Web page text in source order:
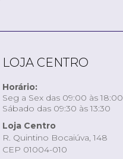
LOJA CENTRO
Horário:
Seg a Sex das 09:00 às 18:00
Sábado das 09:30 às 13:30
Loja Centro
R. Quintino Bocaiúva, 148
CEP 01004-010